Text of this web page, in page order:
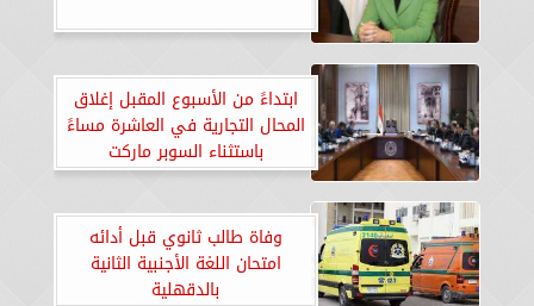
ابتداءً من الأسبوع المقبل إغلاق
المحال التجارية في العاشرة مساءً
باستثناء السوبر ماركت
وفاة طالب ثانوي قبل أدائه
امتحان اللغة الأجنبية الثانية
بالدقهلية